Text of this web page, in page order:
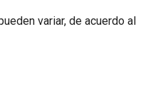
variar, de acuerdo al